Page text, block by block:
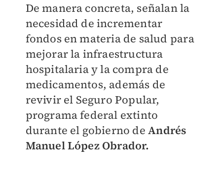
De manera concreta, señalan la
necesidad de incrementar
fondos en materia de salud para
mejorar la infraestructura
hospitalaria y la compra de
medicamentos, además de
revivir el Seguro Popular,
programa federal extinto
durante el gobierno deAndrés
Manuel López Obrador.